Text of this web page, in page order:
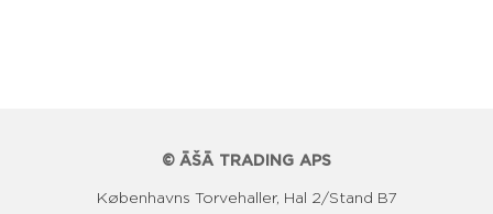
© ĀŠĀ TRADING APS
Københavns Torvehaller, Hal 2/Stand B7